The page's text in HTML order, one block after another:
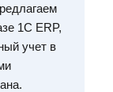
1С ERP,
учет в